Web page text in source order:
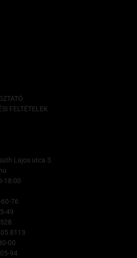
FELTÉTELEK
Lajos utca 3.
18:00
76
49
8113
00
94